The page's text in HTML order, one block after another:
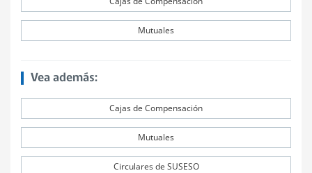
Mutuales
Vea además:
Cajas de Compensación
Mutuales
Circulares de SUSESO